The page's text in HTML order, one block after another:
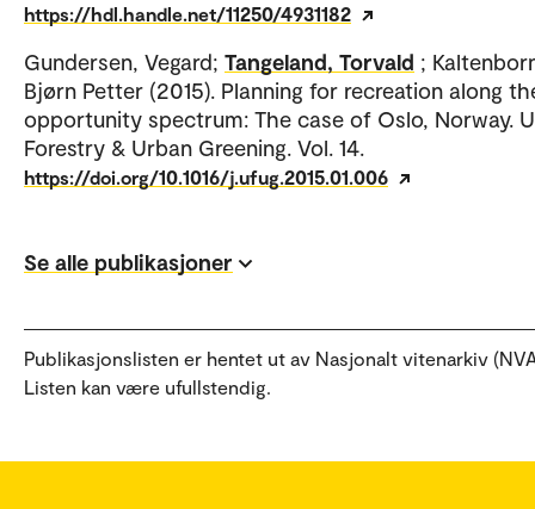
https://hdl.handle.net/11250/4931182
Gundersen, Vegard; Tangeland, Torvald ;
Bjørn Petter (2015). Planning for recreation along
opportunity spectrum: The case of Oslo, Norway.
Forestry & Urban Greening. Vol. 14.
https://doi.org/10.1016/j.ufug.2015.01.006
Se alle publikasjoner
Publikasjonslisten er hentet ut av Nasjonalt vitenarkiv
Listen kan være ufullstendig.